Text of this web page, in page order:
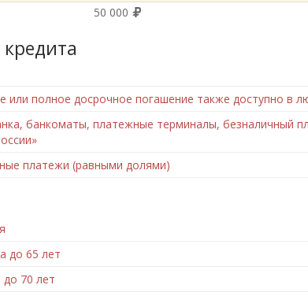
50 000
или полное досрочное погашение также доступно в
банкоматы, платежные терминалы, безналичный
платежи (равными долями)
до 65 лет
до 70 лет